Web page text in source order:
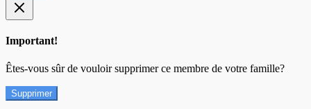
Important!
Êtes-vous sûr de vouloir supprimer ce membre de votre famille?
Supprimer